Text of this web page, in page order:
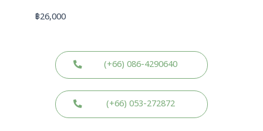
฿26,000
(+66) 086-4290640
(+66) 053-272872